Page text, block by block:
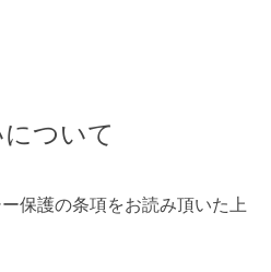
ついて
保護の条項をお読み頂いた上